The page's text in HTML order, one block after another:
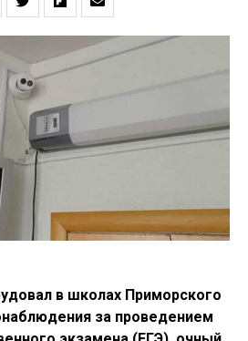
в школах Приморского
за проведением